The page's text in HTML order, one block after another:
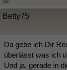
Betty75
Da gebe ich Dir
überlässt was ich
Und ja, gerade in